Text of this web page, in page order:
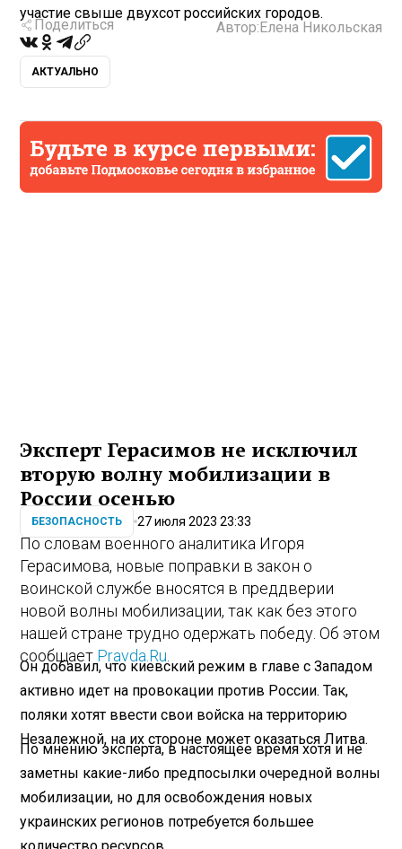
участие свыше двухсот российских городов.
Поделиться Автор: Елена Никольская
АКТУАЛЬНО
Эксперт Герасимов не исключил
вторую волну мобилизации в
России осенью
БЕЗОПАСНОСТЬ 27 июля 2023 23:33
По словам военного аналитика Игоря
Герасимова, новые поправки в закон о
воинской службе вносятся в преддверии
новой волны мобилизации, так как без этого
нашей стране трудно одержать победу. Об этом
сообщает Pravda.Ru
Он добавил, что киевский режим в главе с Западом
активно идет на провокации против России. Так,
поляки хотят ввести свои войска на территорию
Незалежной, на их стороне может оказаться Литва.
По мнению эксперта, в настоящее время хотя и не
заметны какие-либо предпосылки очередной волны
мобилизации, но для освобождения новых
украинских регионов потребуется большее
количество ресурсов.